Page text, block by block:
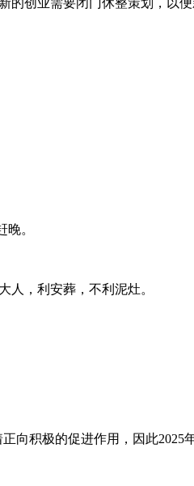
。
，利安葬，不利泥灶。
向积极的促进作用，因此2025